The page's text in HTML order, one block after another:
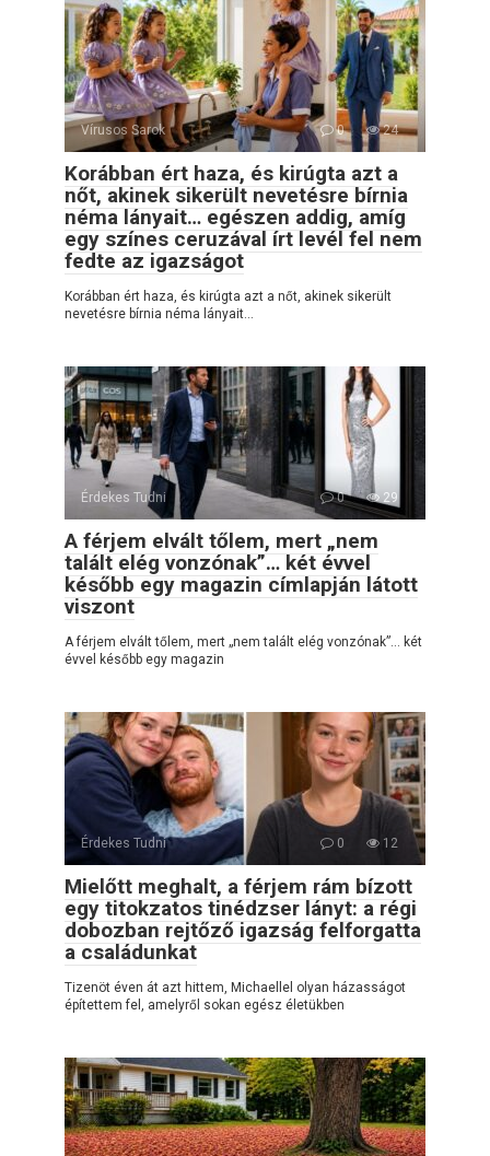
Vírusos Sarok 0 24
Korábban ért haza, és kirúgta azt a
nőt, akinek sikerült nevetésre bírnia
néma lányait… egészen addig, amíg
egy színes ceruzával írt levél fel nem
fedte az igazságot
Korábban ért haza, és kirúgta azt a nőt, akinek sikerült
nevetésre bírnia néma lányait…
Érdekes Tudni 0 29
A férjem elvált tőlem, mert „nem
talált elég vonzónak”… két évvel
később egy magazin címlapján látott
viszont
A férjem elvált tőlem, mert „nem talált elég vonzónak”… két
évvel később egy magazin
Érdekes Tudni 0 12
Mielőtt meghalt, a férjem rám bízott
egy titokzatos tinédzser lányt: a régi
dobozban rejtőző igazság felforgatta
a családunkat
Tizenöt éven át azt hittem, Michaellel olyan házasságot
építettem fel, amelyről sokan egész életükben